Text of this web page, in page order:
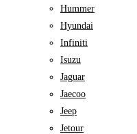
Hummer
Hyundai
Infiniti
Isuzu
Jaguar
Jaecoo
Jeep
Jetour